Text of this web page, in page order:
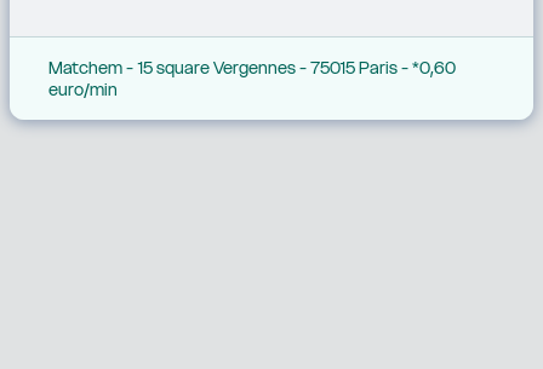
Matchem - 15 square Vergennes - 75015 Paris - *0,60
euro/min